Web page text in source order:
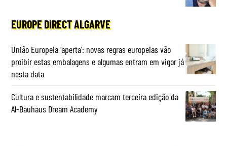
EUROPE DIRECT ALGARVE
União Europeia ‘aperta’: novas regras europeias vão
proibir estas embalagens e algumas entram em vigor já
nesta data
Cultura e sustentabilidade marcam terceira edição da
Al-Bauhaus Dream Academy